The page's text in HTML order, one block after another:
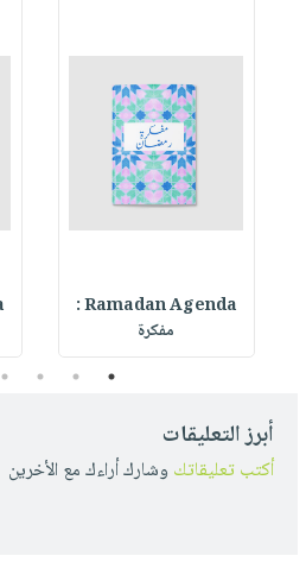
Ramadan Agenda :
مفكرة
1
2
3
4
أبرز التعليقات
أكتب تعليقاتك وشارك أراءك مع الأخرين